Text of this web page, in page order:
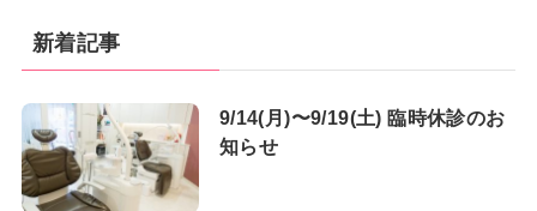
新着記事
9/14(月)〜9/19(土) 臨時休診のお
知らせ